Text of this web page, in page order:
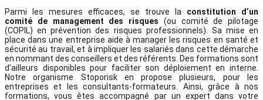
Parmi les mesures efficaces, se trouve la constitution d’un
comité de management des risques (ou comité de pilotage
(COPIL) en prévention des risques professionnels). Sa mise en
place dans une entreprise aide à manager les risques en santé et
sécurité au travail, et à impliquer les salariés dans cette démarche
en nommant des conseillers et des référents. Des formations sont
d’ailleurs disponibles pour faciliter son déploiement en interne.
Notre organisme Stoporisk en propose plusieurs, pour les
entreprises et les consultants-formateurs. Ainsi, grâce à nos
formations, vous êtes accompagné par un expert dans votre